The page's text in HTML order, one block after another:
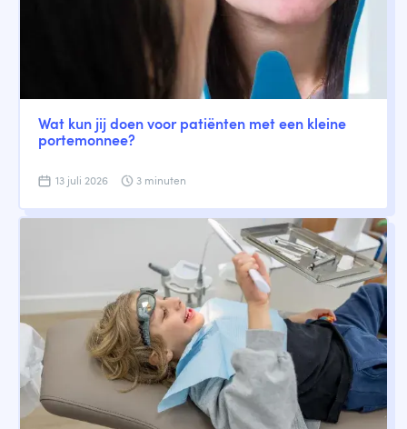
Wat kun jij doen voor patiënten met een kleine
portemonnee?
13 juli 2026 3 minuten